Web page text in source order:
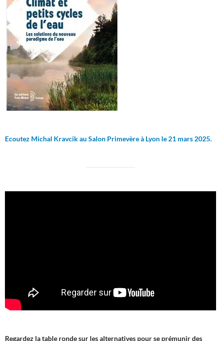
Ecoutez Michal Kravcik au Salon Primevère à Lyon le 21 mars 2025.
Regardez la table ronde sur les alternatives pour se prémunir des